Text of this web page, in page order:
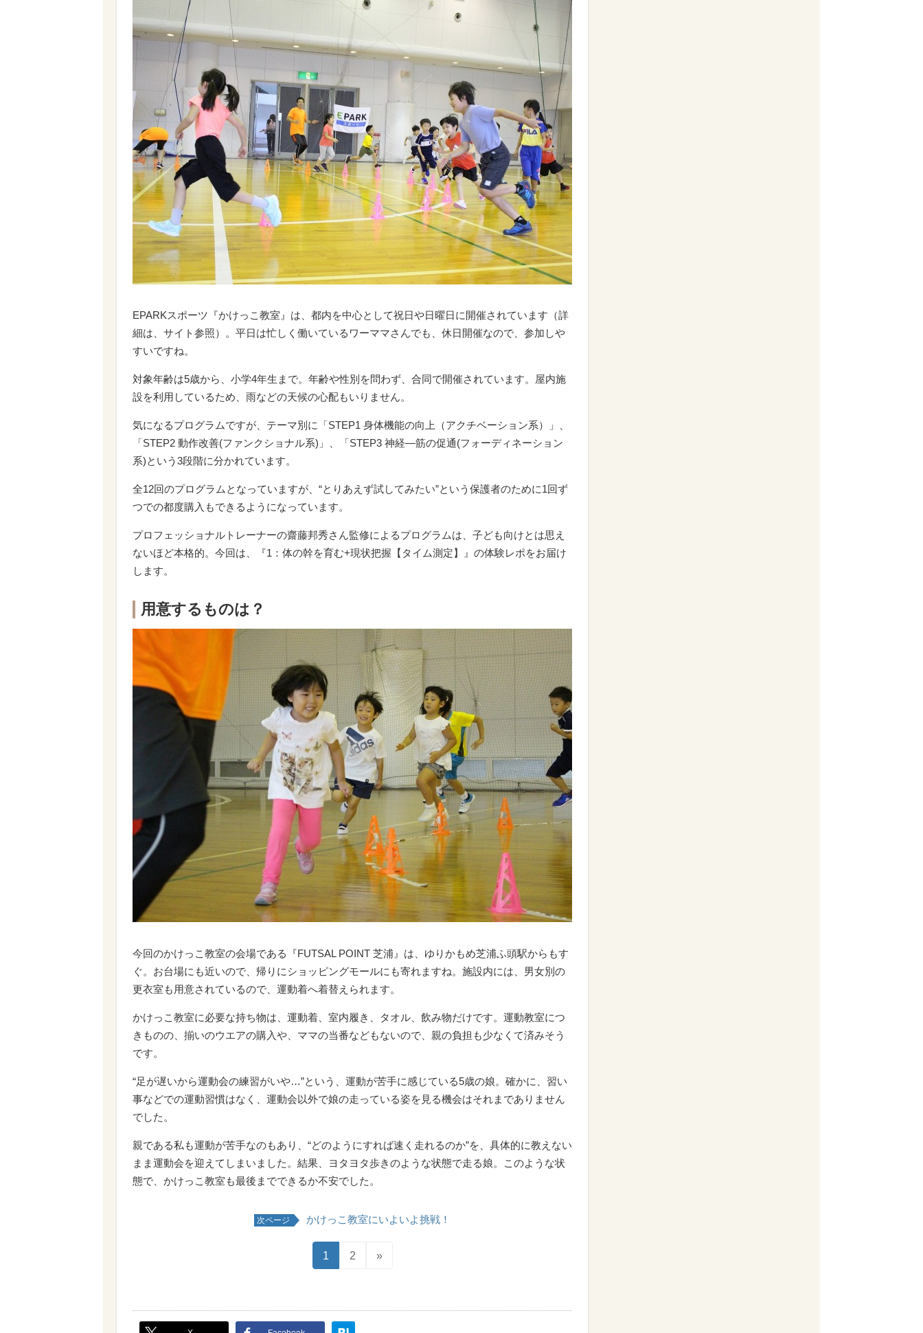
EPARKスポーツ『かけっこ教室』は、都内を中心として祝日や日曜日に開催されています（詳
細は、サイト参照）。平日は忙しく働いているワーママさんでも、休日開催なので、参加しや
すいですね。
対象年齢は5歳から、小学4年生まで。年齢や性別を問わず、合同で開催されています。屋内施
設を利用しているため、雨などの天候の心配もいりません。
気になるプログラムですが、テーマ別に「STEP1 身体機能の向上（アクチベーション系）」、
「STEP2 動作改善(ファンクショナル系)」、「STEP3 神経―筋の促通(フォーディネーション
系)という3段階に分かれています。
全12回のプログラムとなっていますが、“とりあえず試してみたい”という保護者のために1回ず
つでの都度購入もできるようになっています。
プロフェッショナルトレーナーの齋藤邦秀さん監修によるプログラムは、子ども向けとは思え
ないほど本格的。今回は、『1：体の幹を育む+現状把握【タイム測定】』の体験レポをお届け
します。
用意するものは？
今回のかけっこ教室の会場である『FUTSAL POINT 芝浦』は、ゆりかもめ芝浦ふ頭駅からもす
ぐ。お台場にも近いので、帰りにショッピングモールにも寄れますね。施設内には、男女別の
更衣室も用意されているので、運動着へ着替えられます。
かけっこ教室に必要な持ち物は、運動着、室内履き、タオル、飲み物だけです。運動教室につ
きものの、揃いのウエアの購入や、ママの当番などもないので、親の負担も少なくて済みそう
です。
“足が遅いから運動会の練習がいや…”という、運動が苦手に感じている5歳の娘。確かに、習い
事などでの運動習慣はなく、運動会以外で娘の走っている姿を見る機会はそれまでありません
でした。
親である私も運動が苦手なのもあり、“どのようにすれば速く走れるのか”を、具体的に教えない
まま運動会を迎えてしまいました。結果、ヨタヨタ歩きのような状態で走る娘。このような状
態で、かけっこ教室も最後までできるか不安でした。
次ページ かけっこ教室にいよいよ挑戦！
1 2 »